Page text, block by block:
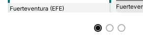
Fuerteventura (EFE)